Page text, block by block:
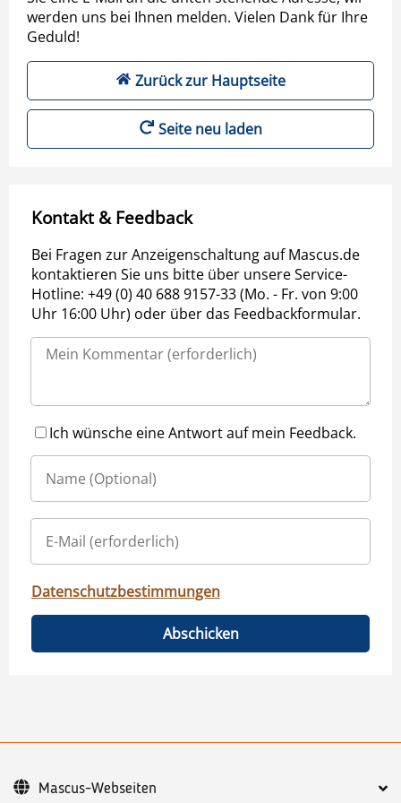
werden uns bei Ihnen melden. Vielen Dank für Ihre
Geduld!
Zurück zur Hauptseite
Seite neu laden
Kontakt & Feedback
Bei Fragen zur Anzeigenschaltung auf Mascus.de
kontaktieren Sie uns bitte über unsere Service-
Hotline: +49 (0) 40 688 9157-33 (Mo. - Fr. von 9:00
Uhr 16:00 Uhr) oder über das Feedbackformular.
Ich wünsche eine Antwort auf mein Feedback.
Datenschutzbestimmungen
Abschicken
Mascus-Webseiten